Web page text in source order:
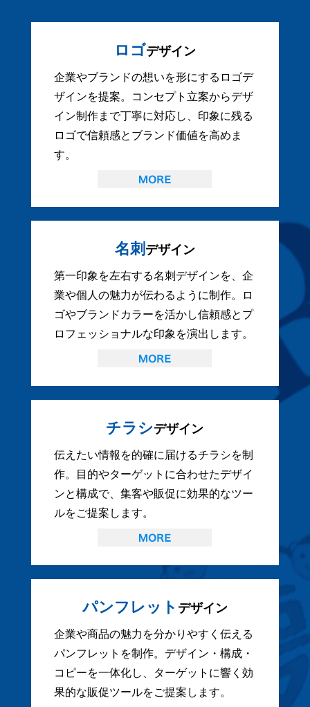
ロゴデザイン
企業やブランドの想いを形にするロゴデ
ザインを提案。コンセプト立案からデザ
イン制作まで丁寧に対応し、印象に残る
ロゴで信頼感とブランド価値を高めま
す。
名刺 デザイン
第一印象を左右する名刺デザインを、企
業や個人の魅力が伝わるように制作。ロ
ゴやブランドカラーを活かし信頼感とプ
ロフェッショナルな印象を演出します。
チラシデザイン
伝えたい情報を的確に届けるチラシを制
作。目的やターゲットに合わせたデザイ
ンと構成で、集客や販促に効果的なツー
ルをご提案します。
パンフレット デザイン
企業や商品の魅力を分かりやすく伝える
パンフレットを制作。デザイン・構成・
コピーを一体化し、ターゲットに響く効
果的な販促ツールをご提案します。